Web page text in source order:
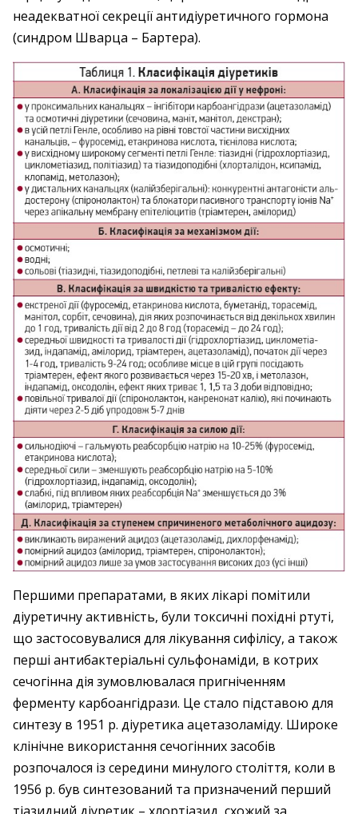
неадекватної секреції антидіуретичного гормона
(синдром Шварца – ­Бартера).
Першими препаратами, в яких лікарі помітили
діуретичну активність, були токсичні похідні ртуті,
що застосовувалися для лікування сифілісу, а також
перші антибактеріальні сульфонаміди, в котрих
сечогінна дія зумовлювалася пригніченням
ферменту карбоангідрази. Це стало підставою для
синтезу в 1951 р. ді­уретика ацетазоламіду. Широке
клінічне використання сечогінних засобів
розпочалося із середини минулого століття, коли в
1956 р. був синтезований та призначений перший